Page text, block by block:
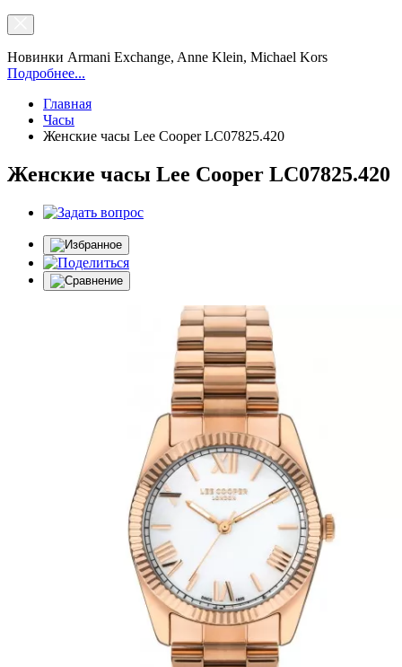
Новинки Armani Exchange, Anne Klein, Michael Kors
Подробнее...
Главная
Часы
Женские часы Lee Cooper LC07825.420
Женские часы Lee Cooper LC07825.420